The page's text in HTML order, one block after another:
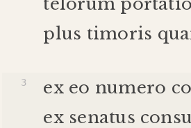
telorum
plus timoris
ex eo numero
ex senatus